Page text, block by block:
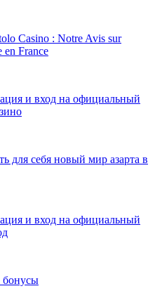
Casino : Notre Avis sur
en France
и вход на официальный
для себя новый мир азарта в
и вход на официальный
бонусы